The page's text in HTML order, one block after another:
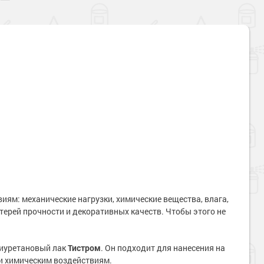
механические нагрузки, химические вещества, влага,
прочности и декоративных качеств. Чтобы этого не
лакТистром. Он подходит для нанесения на
химическим воздействиям.